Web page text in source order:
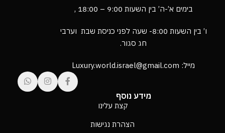
בימים א’-ה’ בין השעות 9:00 – 18:00 ,
ו’ בין השעות 8:00- שעה לפני כניסת שבת וערבי
חג סגור.
מייל: Luxury.world.israel@gmail.com
מידע נוסף
קצת עלינו
הצהרת נגישות